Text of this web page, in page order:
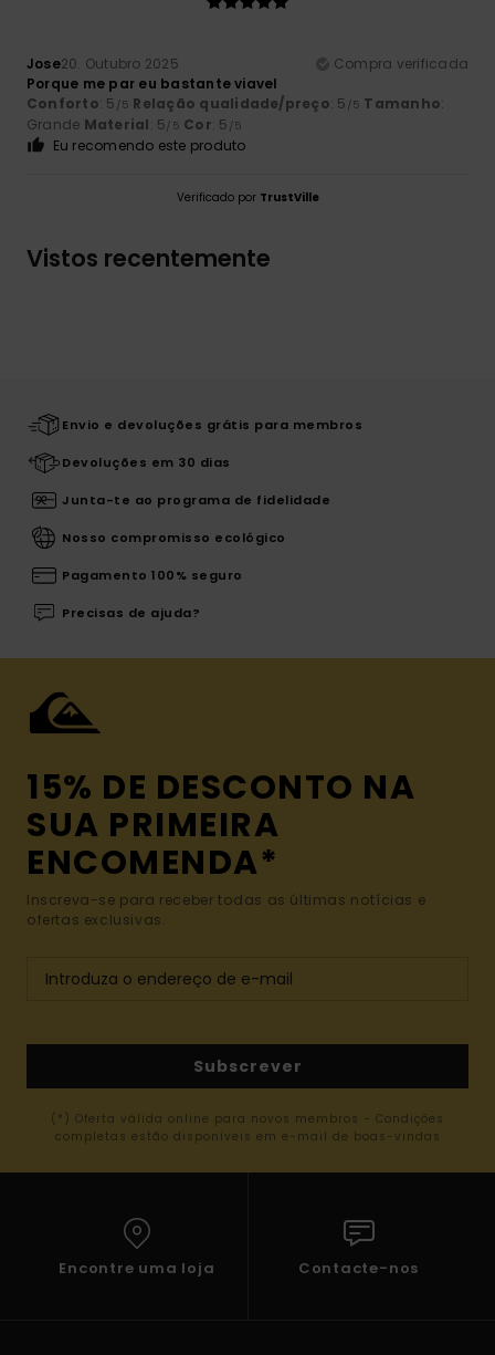
Jose20. Outubro 2025
Compra verificada
Porque me par eu bastante viavel
Conforto: 5 /5 Relação qualidade/preço: 5 /5 Tamanho:
Grande Material: 5/5 Cor: 5 /5
Eu recomendo este produto
Verificado por TrustVille
Vistos recentemente
Envio e devoluções grátis para membros
Devoluções em 30 dias
Junta-te ao programa de fidelidade
Nosso compromisso ecológico
Pagamento 100% seguro
Precisas de ajuda?
15% DE DESCONTO NA
SUA PRIMEIRA
ENCOMENDA*
Inscreva-se para receber todas as últimas notícias e
ofertas exclusivas.
Subscrever
(*) Oferta válida online para novos membros - Condições
completas estão disponíveis em e-mail de boas-vindas
Encontre uma loja Contacte-nos